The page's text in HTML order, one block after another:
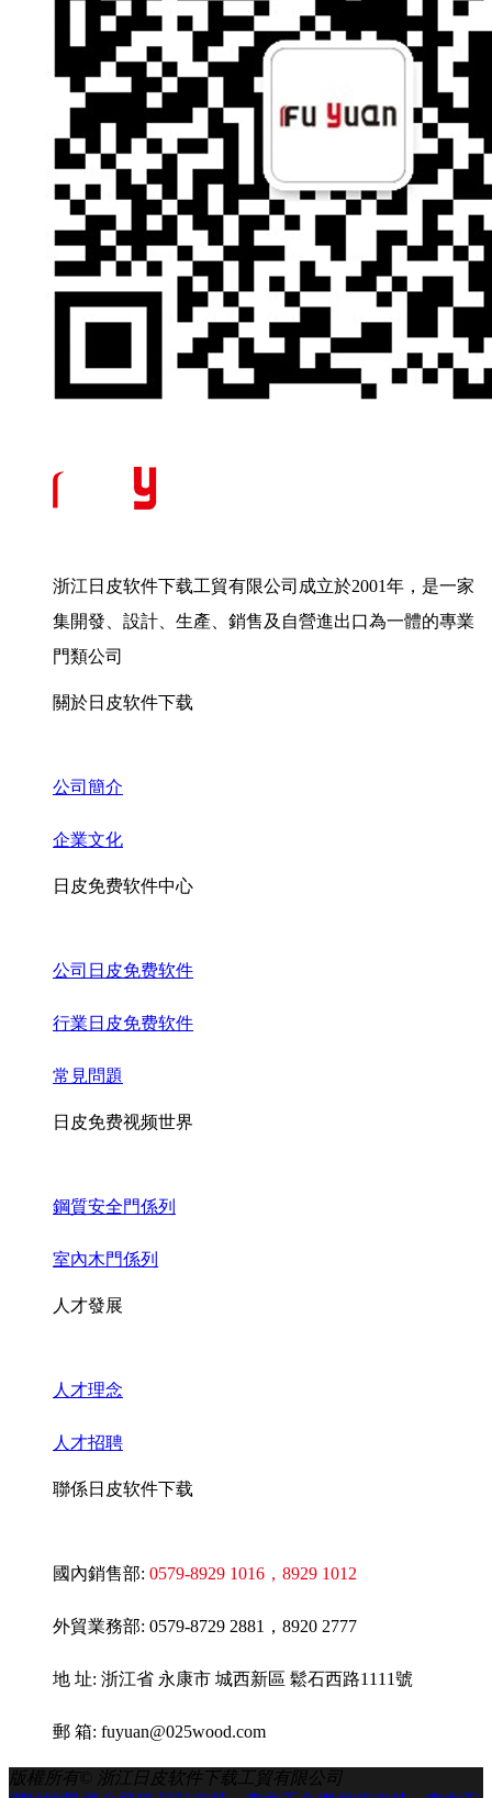
浙江日皮软件下载工貿有限公司成立於2001年，是一家
集開發、設計、生產、銷售及自營進出口為一體的專業
門類公司
關於日皮软件下载
公司簡介
企業文化
日皮免费软件中心
公司日皮免费软件
行業日皮免费软件
常見問題
日皮免费视频世界
鋼質安全門係列
室內木門係列
人才發展
人才理念
人才招聘
聯係日皮软件下载
國內銷售部: 0579-8929 1016 ，8929 1012
外貿業務部: 0579-8729 2881，8920 2777
地 址: 浙江省 永康市 城西新區 鬆石西路1111號
郵 箱: fuyuan@025wood.com
版權所有©
浙江日皮软件下载工貿有限公司